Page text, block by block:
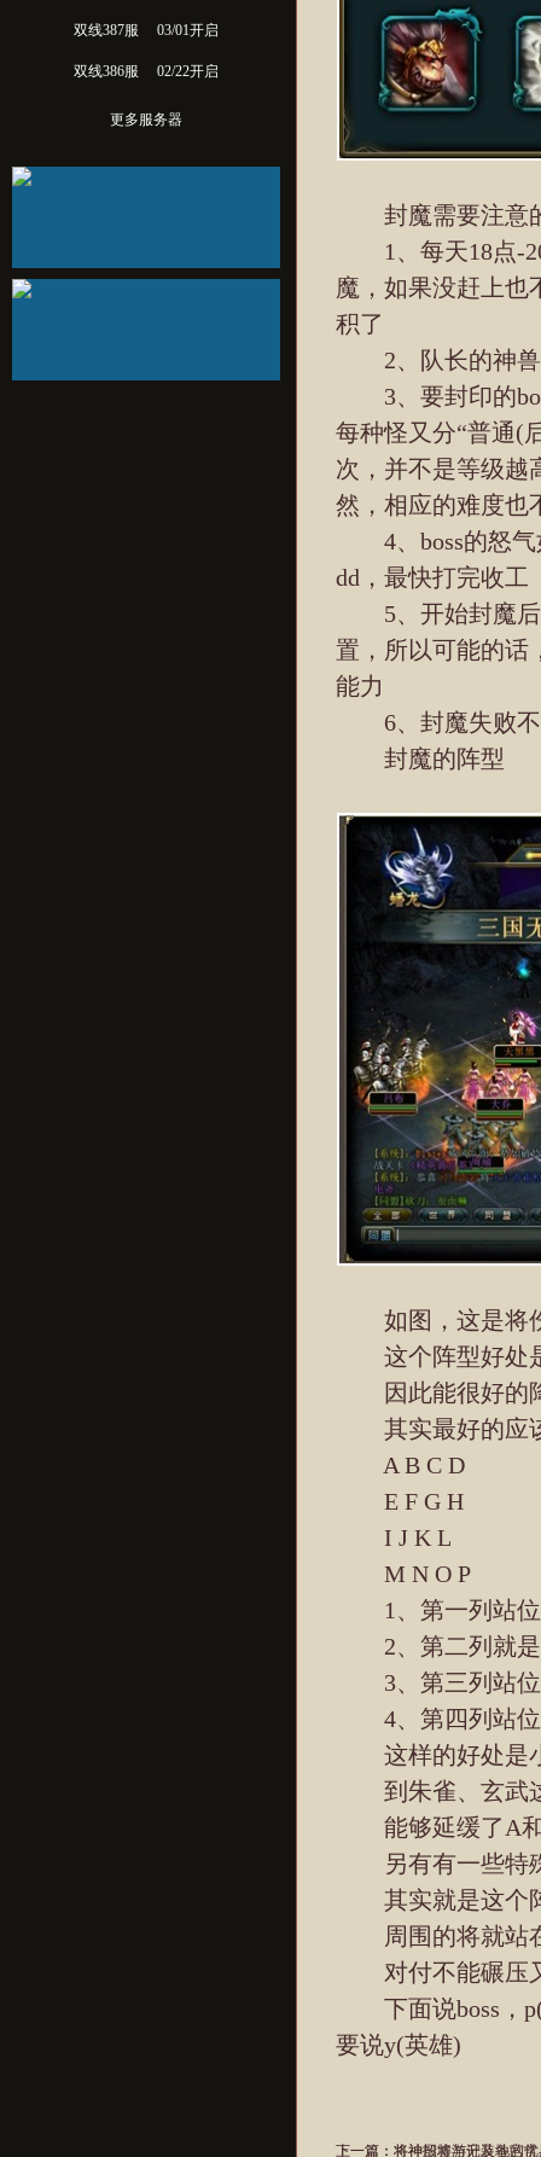
双线387服 03/01开启
双线386服 02/22开启
更多服务器
封魔需要注意
1、每天18点-20
魔，如果没赶上也
积了
2、队长的神兽
3、要封印的
每种怪又分“普通(
次，并不是等级越
然，相应的难度也
4、boss的怒气
dd，最快打完收工
5、开始封魔后
置，所以可能的话
能力
6、封魔失败不
封魔的阵型
如图，这是将伤
这个阵型好处是
因此能很好的
其实最好的应该
A B C D
E F G H
I J K L
M N O P
1、第一列站
2、第二列就是
3、第三列站位
4、第四列站位
这样的好处是小
到朱雀、玄武这
能够延缓了A和
另有有一些特
其实就是这个阵
周围的将就站在
对付不能碾压又
下面说boss，p(
要说y(英雄)
上一篇：将神招将与升装备的
下一篇：将神殷墟游记及地宫